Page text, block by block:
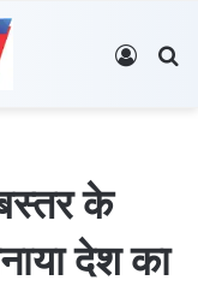
Log In
के
देश का